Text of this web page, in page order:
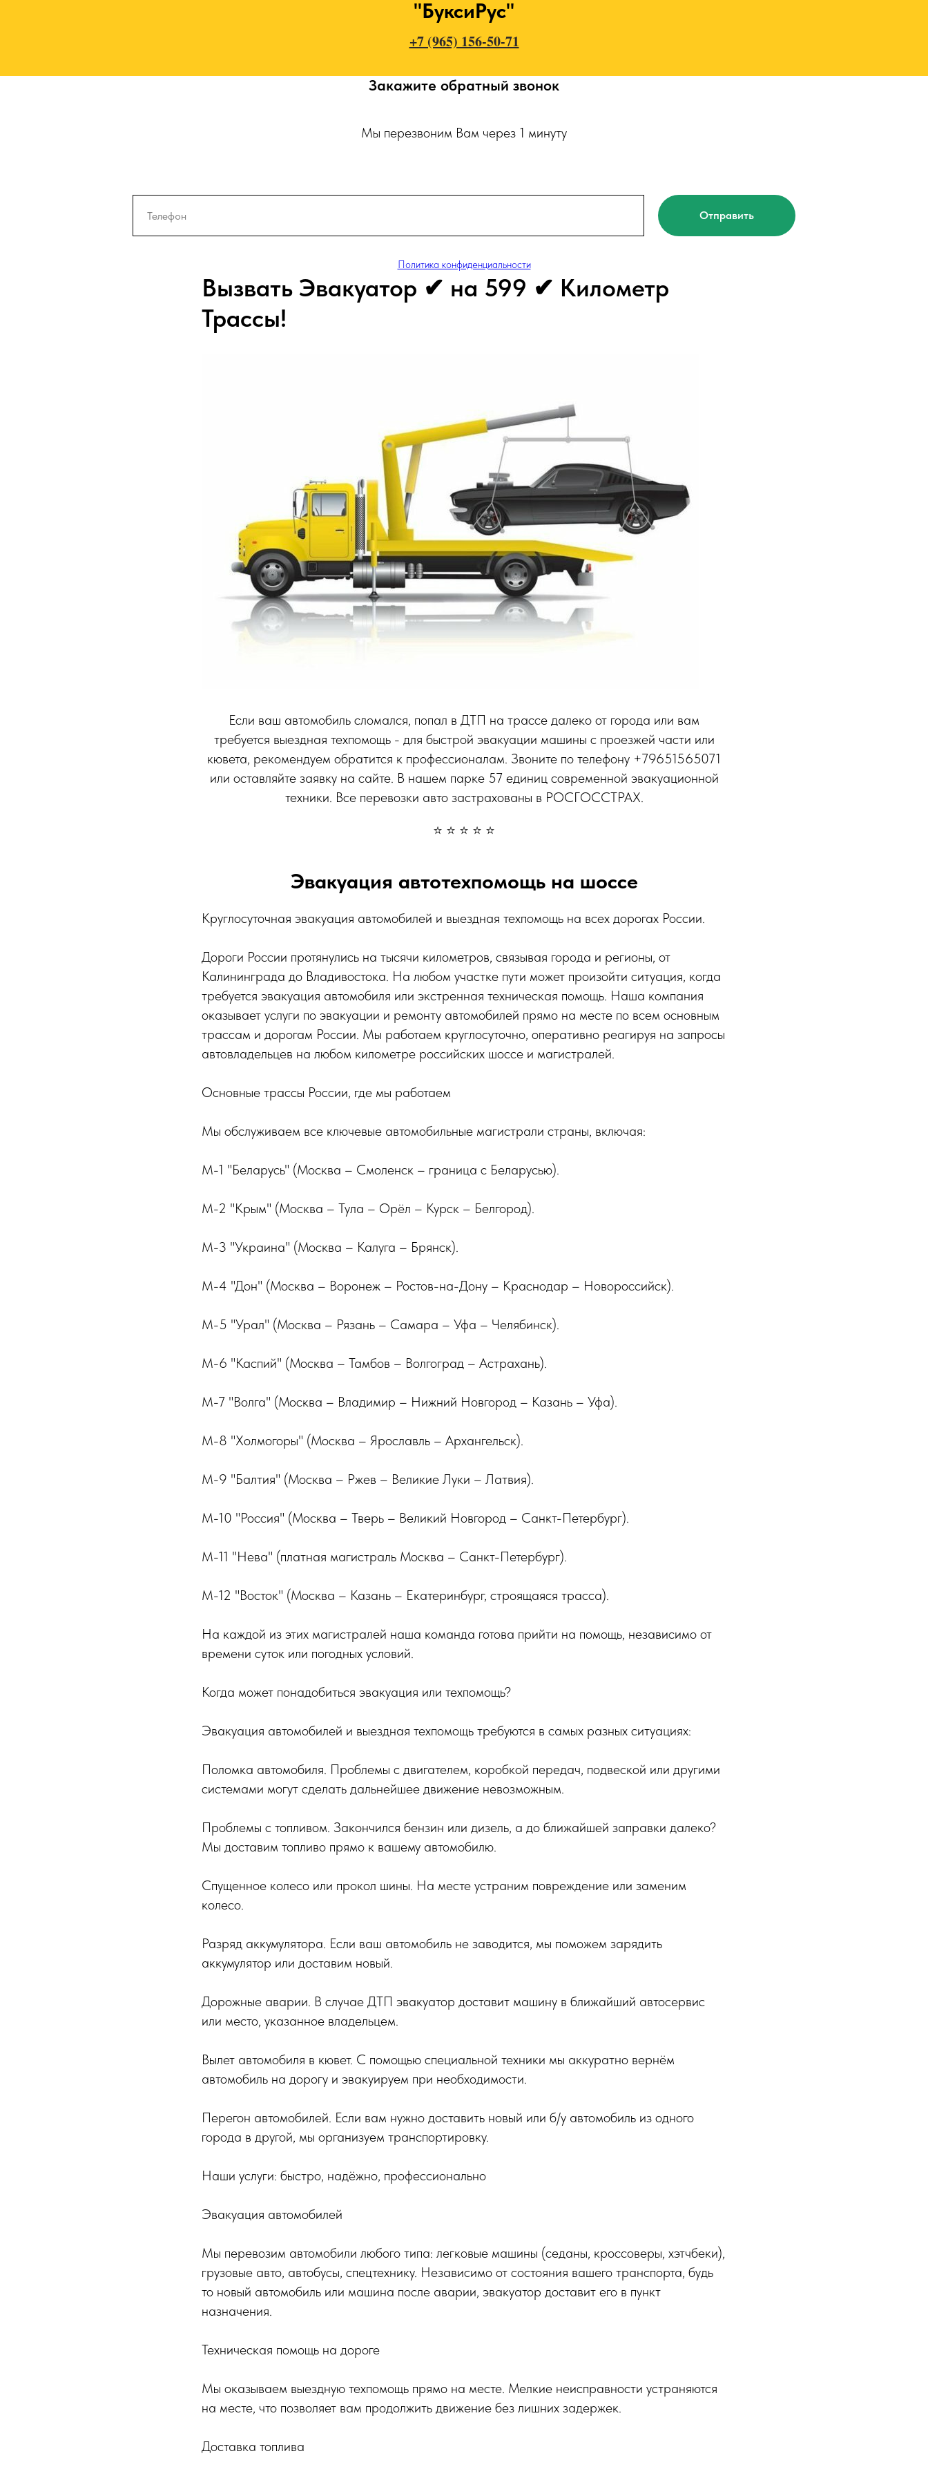
"БуксиРус"
+7 (965) 156-50-71
Закажите обратный звонок
Мы перезвоним Вам через 1 минуту
Отправить
Политика конфиденциальности
Вызвать Эвакуатор ✔ на 599 ✔ Километр
Трассы!
Если ваш автомобиль сломался, попал в ДТП на трассе далеко от города или вам
требуется выездная техпомощь - для быстрой эвакуации машины с проезжей части или
кювета, рекомендуем обратится к профессионалам. Звоните по телефону +79651565071
или оставляйте заявку на сайте. В нашем парке 57 единиц современной эвакуационной
техники. Все перевозки авто застрахованы в РОСГОССТРАХ.
⭐ ⭐ ⭐ ⭐ ⭐
Эвакуация автотехпомощь на шоссе
Круглосуточная эвакуация автомобилей и выездная техпомощь на всех дорогах России.
Дороги России протянулись на тысячи километров, связывая города и регионы, от
Калининграда до Владивостока. На любом участке пути может произойти ситуация, когда
требуется эвакуация автомобиля или экстренная техническая помощь. Наша компания
оказывает услуги по эвакуации и ремонту автомобилей прямо на месте по всем основным
трассам и дорогам России. Мы работаем круглосуточно, оперативно реагируя на запросы
автовладельцев на любом километре российских шоссе и магистралей.
Основные трассы России, где мы работаем
Мы обслуживаем все ключевые автомобильные магистрали страны, включая:
М-1 "Беларусь" (Москва – Смоленск – граница с Беларусью).
М-2 "Крым" (Москва – Тула – Орёл – Курск – Белгород).
М-3 "Украина" (Москва – Калуга – Брянск).
М-4 "Дон" (Москва – Воронеж – Ростов-на-Дону – Краснодар – Новороссийск).
М-5 "Урал" (Москва – Рязань – Самара – Уфа – Челябинск).
М-6 "Каспий" (Москва – Тамбов – Волгоград – Астрахань).
М-7 "Волга" (Москва – Владимир – Нижний Новгород – Казань – Уфа).
М-8 "Холмогоры" (Москва – Ярославль – Архангельск).
М-9 "Балтия" (Москва – Ржев – Великие Луки – Латвия).
М-10 "Россия" (Москва – Тверь – Великий Новгород – Санкт-Петербург).
М-11 "Нева" (платная магистраль Москва – Санкт-Петербург).
М-12 "Восток" (Москва – Казань – Екатеринбург, строящаяся трасса).
На каждой из этих магистралей наша команда готова прийти на помощь, независимо от
времени суток или погодных условий.
Когда может понадобиться эвакуация или техпомощь?
Эвакуация автомобилей и выездная техпомощь требуются в самых разных ситуациях:
Поломка автомобиля. Проблемы с двигателем, коробкой передач, подвеской или другими
системами могут сделать дальнейшее движение невозможным.
Проблемы с топливом. Закончился бензин или дизель, а до ближайшей заправки далеко?
Мы доставим топливо прямо к вашему автомобилю.
Спущенное колесо или прокол шины. На месте устраним повреждение или заменим
колесо.
Разряд аккумулятора. Если ваш автомобиль не заводится, мы поможем зарядить
аккумулятор или доставим новый.
Дорожные аварии. В случае ДТП эвакуатор доставит машину в ближайший автосервис
или место, указанное владельцем.
Вылет автомобиля в кювет. С помощью специальной техники мы аккуратно вернём
автомобиль на дорогу и эвакуируем при необходимости.
Перегон автомобилей. Если вам нужно доставить новый или б/у автомобиль из одного
города в другой, мы организуем транспортировку.
Наши услуги: быстро, надёжно, профессионально
Эвакуация автомобилей
Мы перевозим автомобили любого типа: легковые машины (седаны, кроссоверы, хэтчбеки),
грузовые авто, автобусы, спецтехнику. Независимо от состояния вашего транспорта, будь
то новый автомобиль или машина после аварии, эвакуатор доставит его в пункт
назначения.
Техническая помощь на дороге
Мы оказываем выездную техпомощь прямо на месте. Мелкие неисправности устраняются
на месте, что позволяет вам продолжить движение без лишних задержек.
Доставка топлива